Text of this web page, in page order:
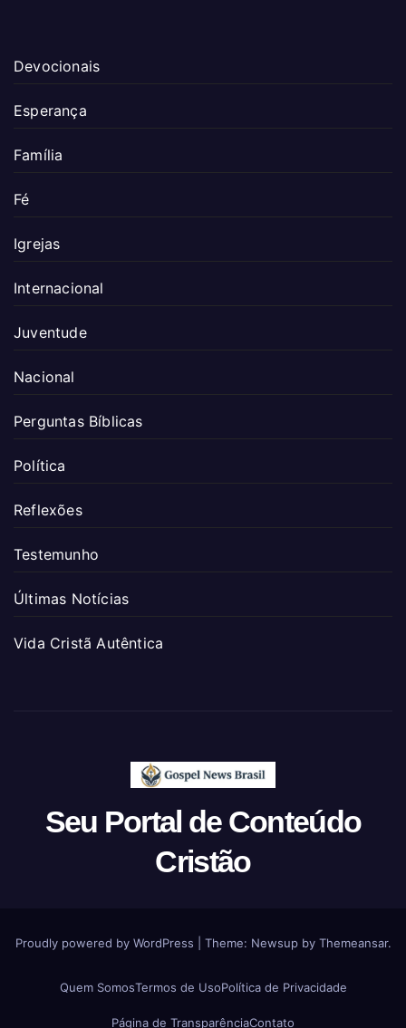
Devocionais
Esperança
Família
Fé
Igrejas
Internacional
Juventude
Nacional
Perguntas Bíblicas
Política
Reflexões
Testemunho
Últimas Notícias
Vida Cristã Autêntica
Seu Portal de Conteúdo
Cristão
Proudly powered by WordPress Theme: Newsup by Themeansar.
Quem SomosTermos de UsoPolítica de Privacidade
Página de TransparênciaContato